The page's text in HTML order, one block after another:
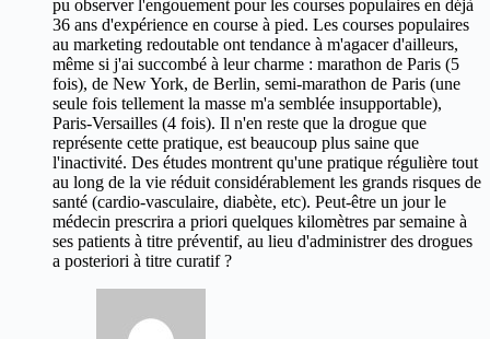
pu observer l'engouement pour les courses populaires en déjà
36 ans d'expérience en course à pied. Les courses populaires
au marketing redoutable ont tendance à m'agacer d'ailleurs,
même si j'ai succombé à leur charme : marathon de Paris (5
fois), de New York, de Berlin, semi-marathon de Paris (une
seule fois tellement la masse m'a semblée insupportable),
Paris-Versailles (4 fois). Il n'en reste que la drogue que
représente cette pratique, est beaucoup plus saine que
l'inactivité. Des études montrent qu'une pratique régulière tout
au long de la vie réduit considérablement les grands risques de
santé (cardio-vasculaire, diabète, etc). Peut-être un jour le
médecin prescrira a priori quelques kilomètres par semaine à
ses patients à titre préventif, au lieu d'administrer des drogues
a posteriori à titre curatif ?